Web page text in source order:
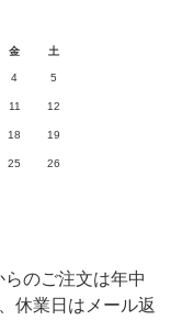
金 土
4 5
11 12
18 19
25 26
のご注文は年中
休業日はメール返